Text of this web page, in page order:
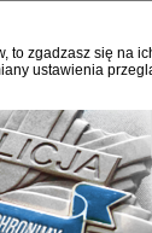
to zgadzasz się na
ustawienia